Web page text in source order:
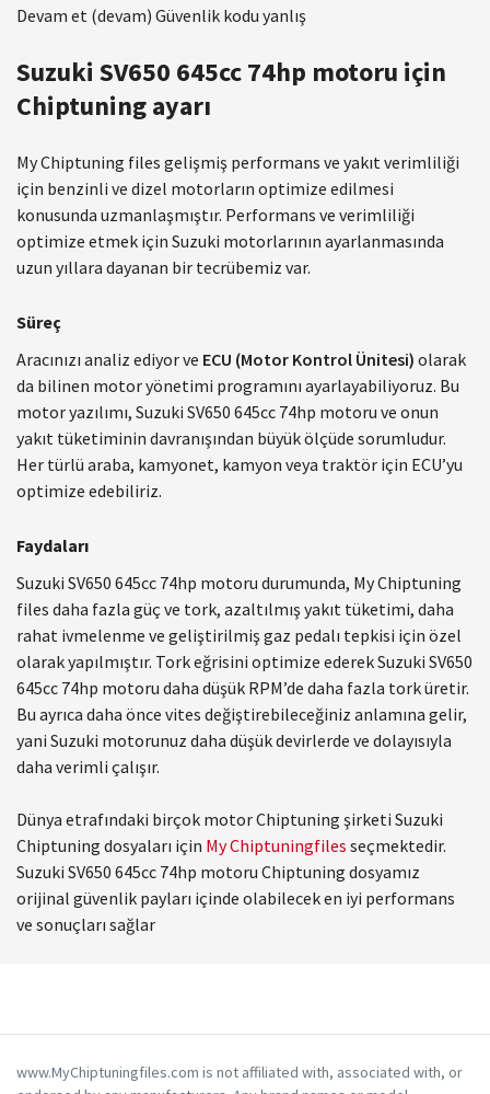
Devam et (devam) Güvenlik kodu yanlış
Suzuki SV650 645cc 74hp motoru için
Chiptuning ayarı
My Chiptuning files gelişmiş performans ve yakıt verimliliği
için benzinli ve dizel motorların optimize edilmesi
konusunda uzmanlaşmıştır. Performans ve verimliliği
optimize etmek için Suzuki motorlarının ayarlanmasında
uzun yıllara dayanan bir tecrübemiz var.
Süreç
Aracınızı analiz ediyor ve ECU (Motor Kontrol Ünitesi) olarak
da bilinen motor yönetimi programını ayarlayabiliyoruz. Bu
motor yazılımı, Suzuki SV650 645cc 74hp motoru ve onun
yakıt tüketiminin davranışından büyük ölçüde sorumludur.
Her türlü araba, kamyonet, kamyon veya traktör için ECU’yu
optimize edebiliriz.
Faydaları
Suzuki SV650 645cc 74hp motoru durumunda, My Chiptuning
files daha fazla güç ve tork, azaltılmış yakıt tüketimi, daha
rahat ivmelenme ve geliştirilmiş gaz pedalı tepkisi için özel
olarak yapılmıştır. Tork eğrisini optimize ederek Suzuki SV650
645cc 74hp motoru daha düşük RPM’de daha fazla tork üretir.
Bu ayrıca daha önce vites değiştirebileceğiniz anlamına gelir,
yani Suzuki motorunuz daha düşük devirlerde ve dolayısıyla
daha verimli çalışır.
Dünya etrafındaki birçok motor Chiptuning şirketi Suzuki
Chiptuning dosyaları için My Chiptuningfiles seçmektedir.
Suzuki SV650 645cc 74hp motoru Chiptuning dosyamız
orijinal güvenlik payları içinde olabilecek en iyi performans
ve sonuçları sağlar
www.MyChiptuningfiles.com is not affiliated with, associated with, or